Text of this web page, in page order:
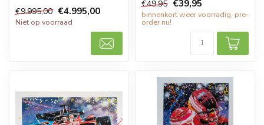
Eric Ja...
€9.995,00 €4.995,00
Niet op voorraad
Fe...
€49,95 €39,95
binnenkort weer voorradig, pre-
order nu!